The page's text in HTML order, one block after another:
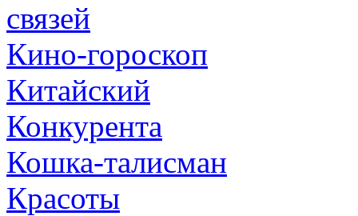
связей
Кино-гороскоп
Китайский
Конкурента
Кошка-талисман
Красоты